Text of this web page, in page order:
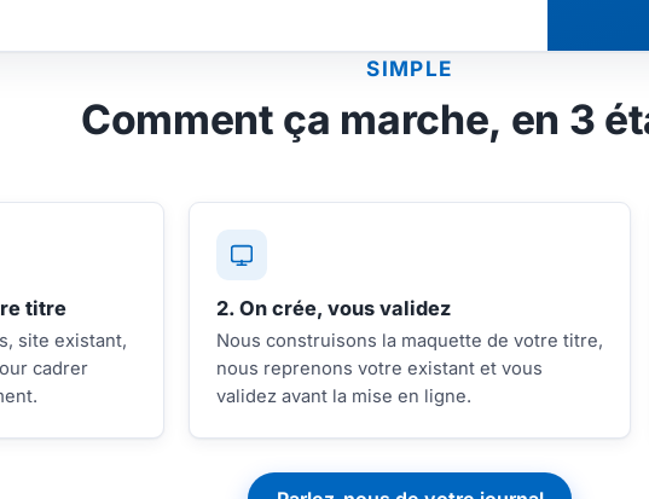
SIMPLE
Comment ça marche, en 3
titre
site existant,
cadrer
2. On crée, vous validez
Nous construisons la maquette de votre titre,
nous reprenons votre existant et vous
validez avant la mise en ligne.